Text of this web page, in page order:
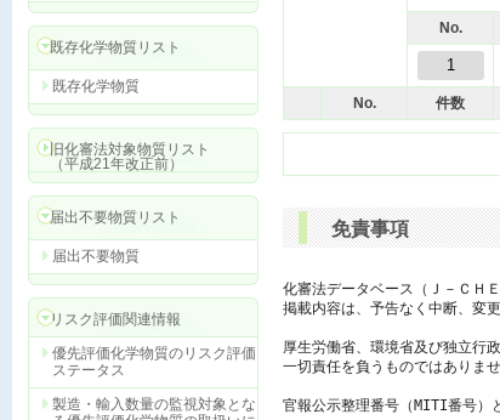
既存化学物質リスト
既存化学物質
旧化審法対象物質リスト
（平成21年改正前）
届出不要物質リスト
届出不要物質
リスク評価関連情報
優先評価化学物質のリスク評価
ステータス
製造・輸入数量の監視対象とな
No.
1
No. 件数
免責事項
化審法データベース（Ｊ－ＣＨ
掲載内容は、予告なく中断、変
厚生労働省、環境省及び独立行
一切責任を負うものではありま
官報公示整理番号（MITI番号）